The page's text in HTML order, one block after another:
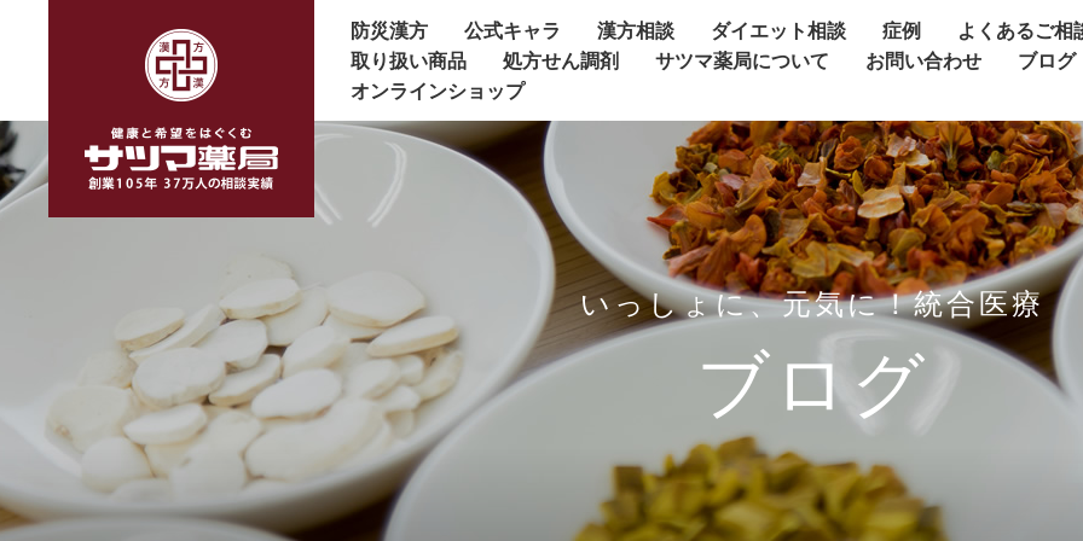
防災漢方 公式キャラ 漢方相談 ダイエット相談 症例
よくあるご相
取り扱い商品
処方せん調剤 サツマ薬局について お問い合わせ
ブログ
オンラインショップ
いっしょに、元気に！統合医療
ブログ